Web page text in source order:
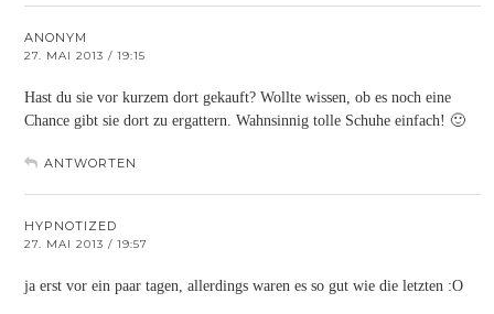
ANONYM
27. MAI 2013 / 19:15
Hast du sie vor kurzem dort gekauft? Wollte wissen, ob es noch eine
Chance gibt sie dort zu ergattern. Wahnsinnig tolle Schuhe einfach! 🙂
ANTWORTEN
HYPNOTIZED
27. MAI 2013 / 19:57
ja erst vor ein paar tagen, allerdings waren es so gut wie die letzten :O